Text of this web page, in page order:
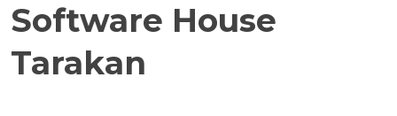
Software House
Tarakan